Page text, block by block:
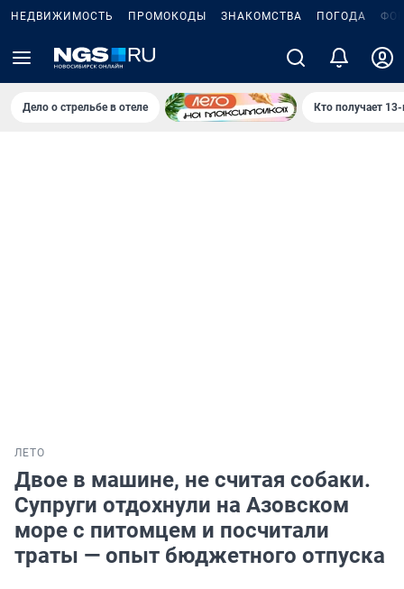
НЕДВИЖИМОСТЬ ПРОМОКОДЫ ЗНАКОМСТВА ПОГОДА
Дело о стрельбе в отеле Кто получает
ЛЕТО
Двое в машине, не считая собаки.
Супруги отдохнули на Азовском
море с питомцем и посчитали
траты — опыт бюджетного отпуска